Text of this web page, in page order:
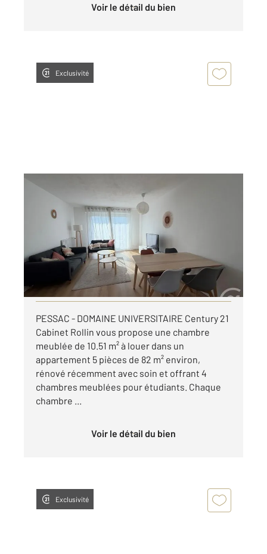
Voir le détail du bien
Exclusivité
PESSAC 33
, 1 pièce
Ref : 26742
Appartement Chambre à louer
565 €
par mois charges comprises
Visiter le site dédié
PESSAC - DOMAINE UNIVERSITAIRE Century 21
Cabinet Rollin vous propose une chambre
meublée de 10.51 m² à louer dans un
appartement 5 pièces de 82 m² environ,
rénové récemment avec soin et offrant 4
chambres meublées pour étudiants. Chaque
chambre ...
Voir le détail du bien
Exclusivité